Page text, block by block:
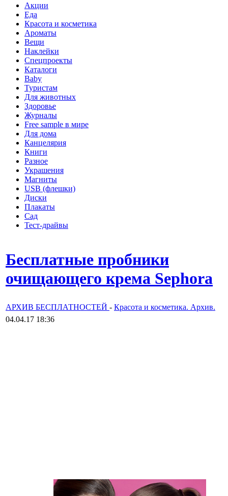
Акции
Еда
Красота и косметика
Ароматы
Вещи
Наклейки
Спецпроекты
Каталоги
Baby
Туристам
Для животных
Здоровье
Журналы
Free sample в мире
Для дома
Канцелярия
Книги
Разное
Украшения
Магниты
USB (флешки)
Диски
Плакаты
Сад
Тест-драйвы
Бесплатные пробники
очищающего крема Sephora
АРХИВ БЕСПЛАТНОСТЕЙ - Красота и косметика. Архив.
04.04.17 18:36